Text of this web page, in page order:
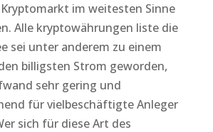
im weitesten Sinne
Alle kryptowährungen liste die
sei unter anderem zu einem
billigsten Strom geworden,
sehr gering und
für vielbeschäftigte Anleger
sich für diese Art des